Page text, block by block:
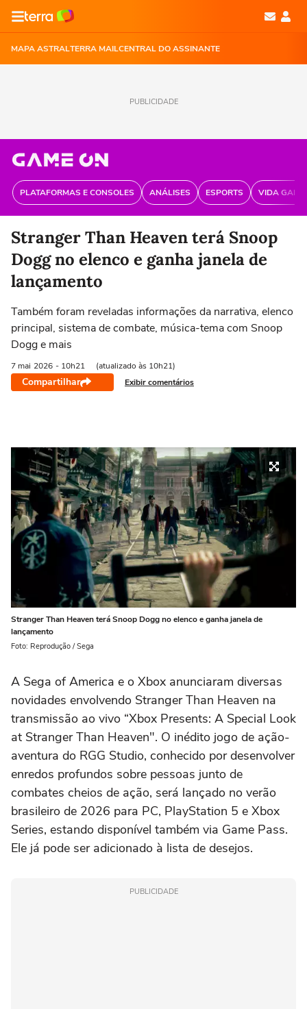
MAPA ASTRALTERRA MAILCENTRAL DO ASSINANTE
PUBLICIDADE
PLATAFORMAS E CONSOLES ANÁLISES ESPORTS VIDA
Stranger Than Heaven terá Snoop
Dogg no elenco e ganha janela de
lançamento
Também foram reveladas informações da narrativa, elenco
principal, sistema de combate, música-tema com Snoop
Dogg e mais
7 mai 2026 - 10h21 (atualizado às 10h21)
Compartilhar Exibir comentários
Stranger Than Heaven terá Snoop Dogg no elenco e ganha janela de
lançamento
Foto: Reprodução / Sega
A Sega of America e o Xbox anunciaram diversas
novidades envolvendo Stranger Than Heaven na
transmissão ao vivo “Xbox Presents: A Special Look
at Stranger Than Heaven". O inédito jogo de ação-
aventura do RGG Studio, conhecido por desenvolver
enredos profundos sobre pessoas junto de
combates cheios de ação, será lançado no verão
brasileiro de 2026 para PC, PlayStation 5 e Xbox
Series, estando disponível também via Game Pass.
Ele já pode ser adicionado à lista de desejos.
PUBLICIDADE